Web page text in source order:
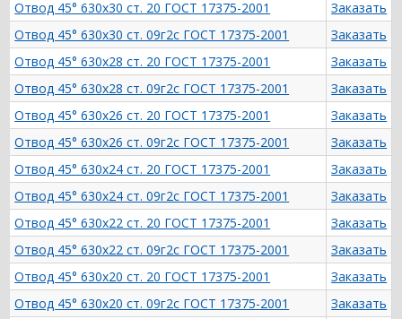
Отвод 45° 630х30 ст. 20 ГОСТ 17375-2001
Заказать
Отвод 45° 630х30 ст. 09г2с ГОСТ 17375-2001
Заказать
Отвод 45° 630х28 ст. 20 ГОСТ 17375-2001
Заказать
Отвод 45° 630х28 ст. 09г2с ГОСТ 17375-2001
Заказать
Отвод 45° 630х26 ст. 20 ГОСТ 17375-2001
Заказать
Отвод 45° 630х26 ст. 09г2с ГОСТ 17375-2001
Заказать
Отвод 45° 630х24 ст. 20 ГОСТ 17375-2001
Заказать
Отвод 45° 630х24 ст. 09г2с ГОСТ 17375-2001
Заказать
Отвод 45° 630х22 ст. 20 ГОСТ 17375-2001
Заказать
Отвод 45° 630х22 ст. 09г2с ГОСТ 17375-2001
Заказать
Отвод 45° 630х20 ст. 20 ГОСТ 17375-2001
Заказать
Отвод 45° 630х20 ст. 09г2с ГОСТ 17375-2001
Заказать